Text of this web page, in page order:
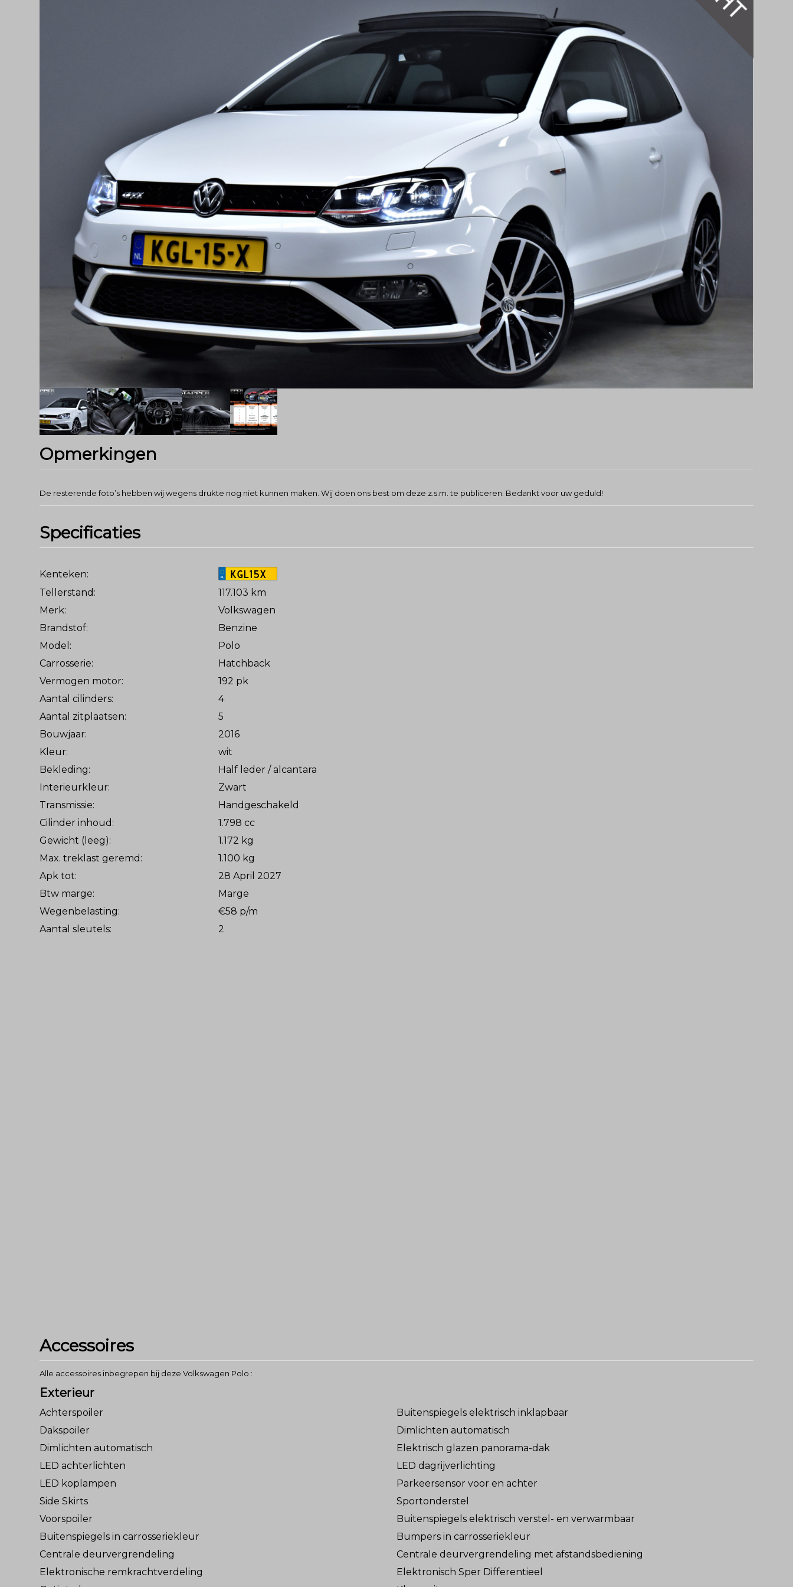
Opmerkingen
De resterende foto’s hebben wij wegens drukte nog niet kunnen maken. Wij doen ons best om deze z.s.m. te publiceren. Bedankt voor uw geduld!
Specificaties
Kenteken: KGL15X
Tellerstand:
117.103 km
Merk:
Volkswagen
Brandstof:
Benzine
Model:
Polo
Carrosserie:
Hatchback
Vermogen motor:
192 pk
Aantal cilinders:
4
Aantal zitplaatsen:
5
Bouwjaar:
2016
Kleur:
wit
Bekleding:
Half leder / alcantara
Interieurkleur:
Zwart
Transmissie:
Handgeschakeld
Cilinder inhoud:
1.798 cc
Gewicht (leeg):
1.172 kg
Max. treklast geremd:
1.100 kg
Apk tot:
28 April 2027
Btw marge:
Marge
Wegenbelasting:
€58 p/m
Aantal sleutels:
2
Accessoires
Alle accessoires inbegrepen bij deze Volkswagen Polo :
Exterieur
Achterspoiler
Buitenspiegels elektrisch inklapbaar
Dakspoiler
Dimlichten automatisch
Dimlichten automatisch
Elektrisch glazen panorama-dak
LED achterlichten
LED dagrijverlichting
LED koplampen
Parkeersensor voor en achter
Side Skirts
Sportonderstel
Voorspoiler
Buitenspiegels elektrisch verstel- en verwarmbaar
Buitenspiegels in carrosseriekleur
Bumpers in carrosseriekleur
Centrale deurvergrendeling
Centrale deurvergrendeling met afstandsbediening
Elektronische remkrachtverdeling
Elektronisch Sper Differentieel